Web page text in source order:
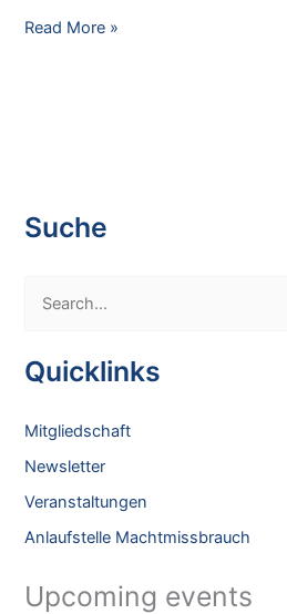
Komponisten
Nachwuchsmagazin
Read More »
Suche
r
r
Quicklinks
Mitgliedschaft
Newsletter
Veranstaltungen
Anlaufstelle Machtmissbrauch
Upcoming events